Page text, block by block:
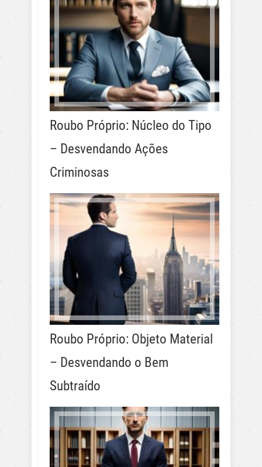
Roubo Próprio: Núcleo do Tipo
– Desvendando Ações
Criminosas
Roubo Próprio: Objeto Material
– Desvendando o Bem
Subtraído